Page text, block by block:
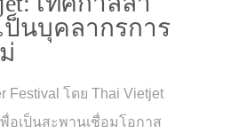
ป็นบุคลากรการ
Festival โดย Thai Vietjet
อเป็นสะพานเชื่อมโอกาส